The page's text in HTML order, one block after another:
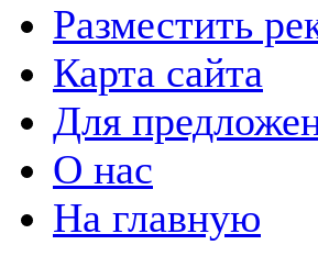
Разместить
Карта сайта
Для
О нас
На главную